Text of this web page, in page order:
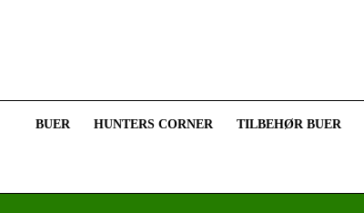
BUER HUNTERS CORNER TILBEHØR BUER